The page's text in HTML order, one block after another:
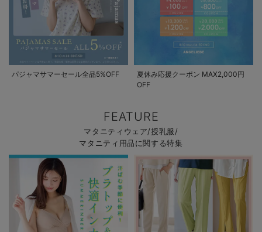
パジャマサマーセール全品5%OFF
夏休み応援クーポン MAX2,000円
OFF
FEATURE
マタニティウェア/授乳服/
マタニティ用品に関する特集